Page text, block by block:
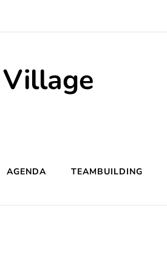
AGENDA TEAMBUILDING